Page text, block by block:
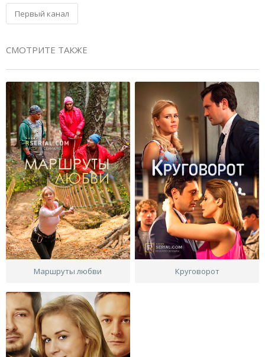
Первый канал
СМОТРИТЕ ТАКЖЕ
Маршруты любви Круговорот